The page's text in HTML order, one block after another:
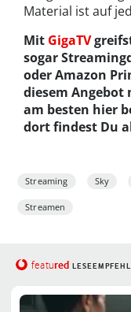
Material ist auf
Mit GigaTV
sogar
oder Amazon
diesem
am besten hier
dort findest Du
Streaming Sky
Streamen
featured